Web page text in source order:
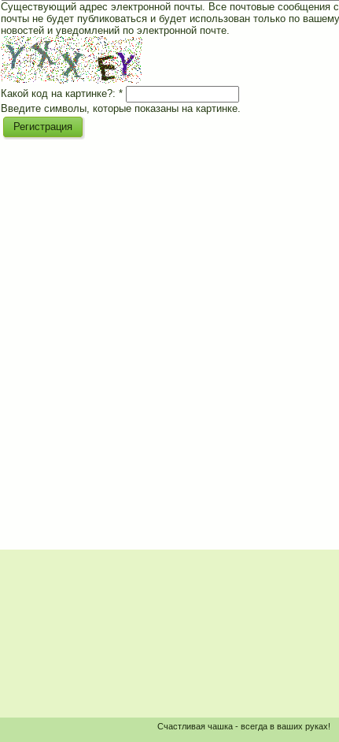
Существующий адрес электронной почты. Все почтовые сообщения
почты не будет публиковаться и будет использован только по
новостей и уведомлений по электронной почте.
Какой код на картинке?: *
Введите символы, которые показаны на картинке.
Счастливая чашка - всегда в ваших руках!